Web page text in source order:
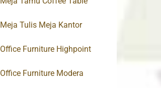
Meja Tulis Meja Kantor
Office Furniture Highpoint
Office Furniture Modera